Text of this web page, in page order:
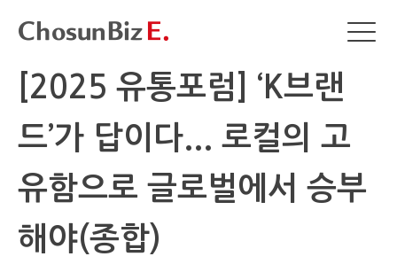
[2025 유통포럼] ‘K브랜
드’가 답이다... 로컬의 고
유함으로 글로벌에서 승부
해야(종합)